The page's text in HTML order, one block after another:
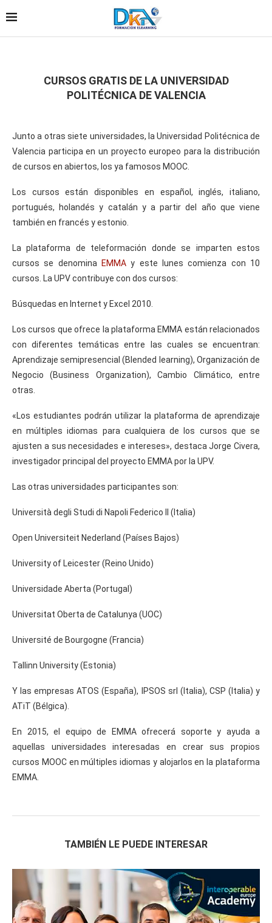
CURSOS GRATIS DE LA UNIVERSIDAD
POLITÉCNICA DE VALENCIA
Junto a otras siete universidades, la Universidad Politécnica de
Valencia participa en un proyecto europeo para la distribución
de cursos en abiertos, los ya famosos MOOC.
Los cursos están disponibles en español, inglés, italiano,
portugués, holandés y catalán y a partir del año que viene
también en francés y estonio.
La plataforma de teleformación donde se imparten estos
cursos se denomina
EMMA y este lunes comienza con 10
cursos. La UPV contribuye con dos cursos:
Búsquedas en Internet y Excel 2010.
Los cursos que ofrece la plataforma EMMA están relacionados
con diferentes temáticas entre las cuales se encuentran:
Aprendizaje semipresencial (Blended learning), Organización de
Negocio (Business Organization), Cambio Climático, entre
otras.
«Los estudiantes podrán utilizar la plataforma de aprendizaje
en múltiples idiomas para cualquiera de los cursos que se
ajusten a sus necesidades e intereses», destaca Jorge Civera,
investigador principal del proyecto EMMA por la UPV.
Las otras universidades participantes son:
Università degli Studi di Napoli Federico II (Italia)
Open Universiteit Nederland (Países Bajos)
University of Leicester (Reino Unido)
Universidade Aberta (Portugal)
Universitat Oberta de Catalunya (UOC)
Université de Bourgogne (Francia)
Tallinn University (Estonia)
Y las empresas ATOS (España), IPSOS srl (Italia), CSP (Italia) y
ATiT (Bélgica).
En 2015, el equipo de EMMA ofrecerá soporte y ayuda a
aquellas universidades interesadas en crear sus propios
cursos MOOC en múltiples idiomas y alojarlos en la plataforma
EMMA.
TAMBIÉN LE PUEDE INTERESAR